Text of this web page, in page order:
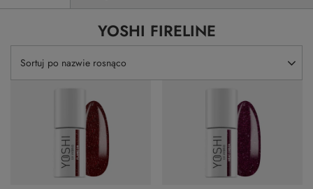
YOSHI FIRELINE
Zmień sortowanie
Sortuj po nazwie rosnąco